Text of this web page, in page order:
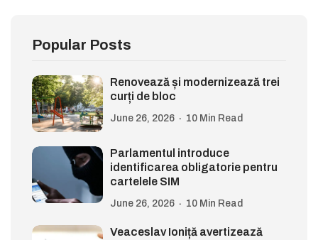
Popular Posts
Renovează și modernizează trei
curți de bloc
June 26, 2026 10 Min Read
Parlamentul introduce
identificarea obligatorie pentru
cartelele SIM
June 26, 2026 10 Min Read
Veaceslav Ioniță avertizează